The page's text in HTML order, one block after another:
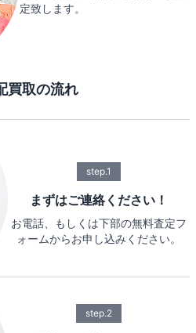
定致します。
買取の流れ
step.1
まずはご連絡ください！
お電話、もしくは下部の無料査定フ
ォームからお申し込みください。
step.2